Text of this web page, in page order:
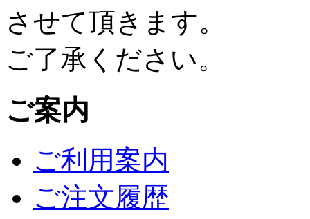
させて頂きます。
ご了承ください。
ご案内
ご利用案内
ご注文履歴